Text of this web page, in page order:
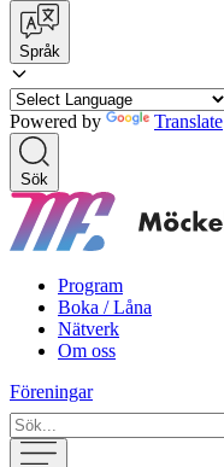
Språk
Powered by Translate
Sök
Program
Boka / Låna
Nätverk
Om oss
Föreningar